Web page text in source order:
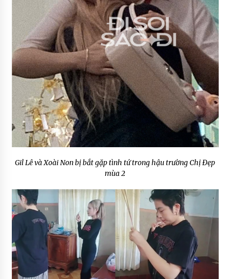
Gil Lê và Xoài Non bị bắt gặp tình tứ trong hậu trường Chị Đẹp
mùa 2